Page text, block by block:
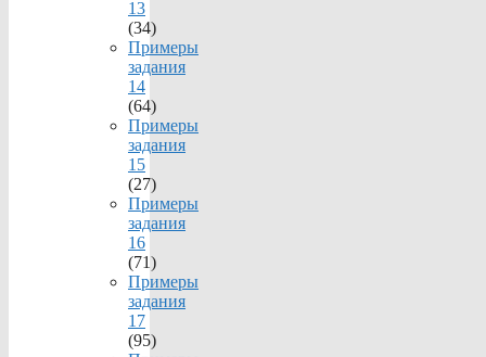
13
(34)
Примеры
задания
14
(64)
Примеры
задания
15
(27)
Примеры
задания
16
(71)
Примеры
задания
17
(95)